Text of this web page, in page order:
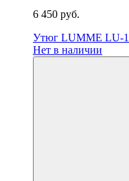
6 450 руб.
Утюг LUMME LU-
Нет в наличии